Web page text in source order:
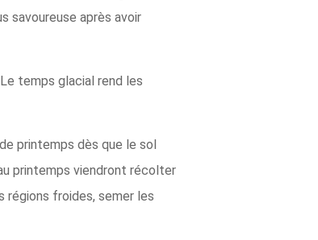
savoureuse après avoir
temps glacial rend les
printemps dès que le sol
printemps viendront récolter
régions froides, semer les